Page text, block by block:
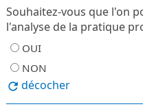
Souhaitez-vous que l'on
l'analyse de la pratique
OUI
NON
décocher